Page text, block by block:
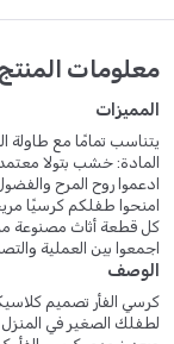
معلومات المنتج
المميزات
يتناسب تمامًا مع طاولة
المادة: خشب بتولا
ادعموا روح المرح
امنحوا طفلكم كرسيًا
كل قطعة أثاث مصنوعة
اجمعوا بين العملية
الوصف
كرسي الفأر تصميم
لطفلك الصغير في